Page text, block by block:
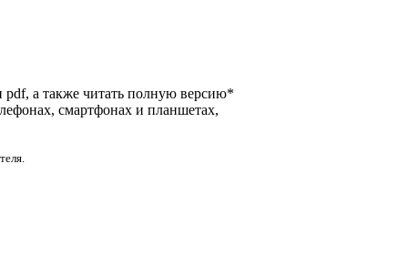
pdf, а также читать полную версию*
смартфонах и планшетах,